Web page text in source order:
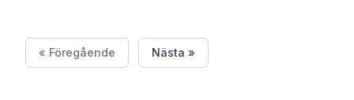
« Föregående Nästa »